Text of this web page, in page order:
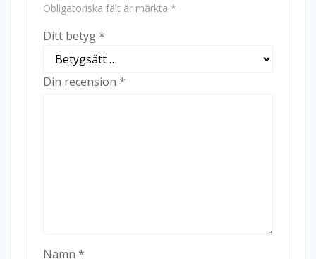
Obligatoriska fält är märkta *
Ditt betyg*
Din recension *
Namn *